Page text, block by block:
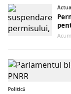
Politică